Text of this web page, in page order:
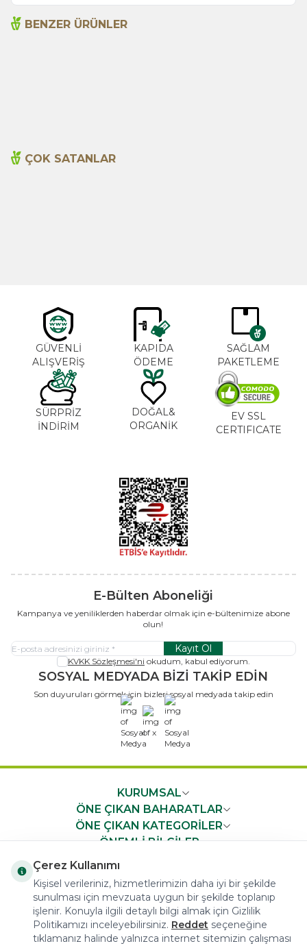
BENZER ÜRÜNLER
ÇOK SATANLAR
GÜVENLİ
ALIŞVERİŞ
KAPIDA
ÖDEME
SAĞLAM
PAKETLEME
SÜRPRİZ
İNDİRİM
DOĞAL&
ORGANİK
EV SSL
CERTIFICATE
E-Bülten Aboneliği
Kampanya ve yeniliklerden haberdar olmak için e-bültenimize abone
olun!
Kayıt Ol
KVKK Sözleşmesi'ni okudum, kabul ediyorum.
SOSYAL MEDYADA BİZİ TAKİP EDİN
Son duyuruları görmek için bizleri sosyal medyada takip edin
x
KURUMSAL
ÖNE ÇIKAN BAHARATLAR
ÖNE ÇIKAN KATEGORİLER
ÖNEMLİ BİLGİLER
COPYRIGHT © 2023 arifoglu.com ALL RIGHTS RESERVED
Çerez Kullanımı
Kişisel verileriniz, hizmetlerimizin daha iyi bir şekilde
sunulması için mevzuata uygun bir şekilde toplanıp
işlenir. Konuyla ilgili detaylı bilgi almak için Gizlilik
Politikamızı inceleyebilirsiniz. Reddet seçeneğine
tıklamanız halinde yalnızca internet sitemizin çalışması